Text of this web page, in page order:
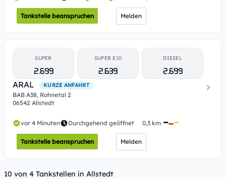
Tankstelle beanspruchen Melden
SUPER
2.699
SUPER E10
2.639
DIESEL
2.699
ARAL
KURZE ANFAHRT
BAB A38, Rohnetal 2
06542 Allstedt
vor 4 Minuten Durchgehend geöffnet 0,3 km
Tankstelle beanspruchen Melden
10 von 4 Tankstellen in Allstedt